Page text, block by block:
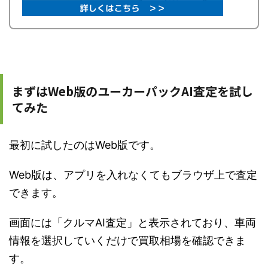
まずはWeb版のユーカーパックAI査定を試し
てみた
最初に試したのはWeb版です。
Web版は、アプリを入れなくてもブラウザ上で査定
できます。
画面には「クルマAI査定」と表示されており、車両
情報を選択していくだけで買取相場を確認できま
す。